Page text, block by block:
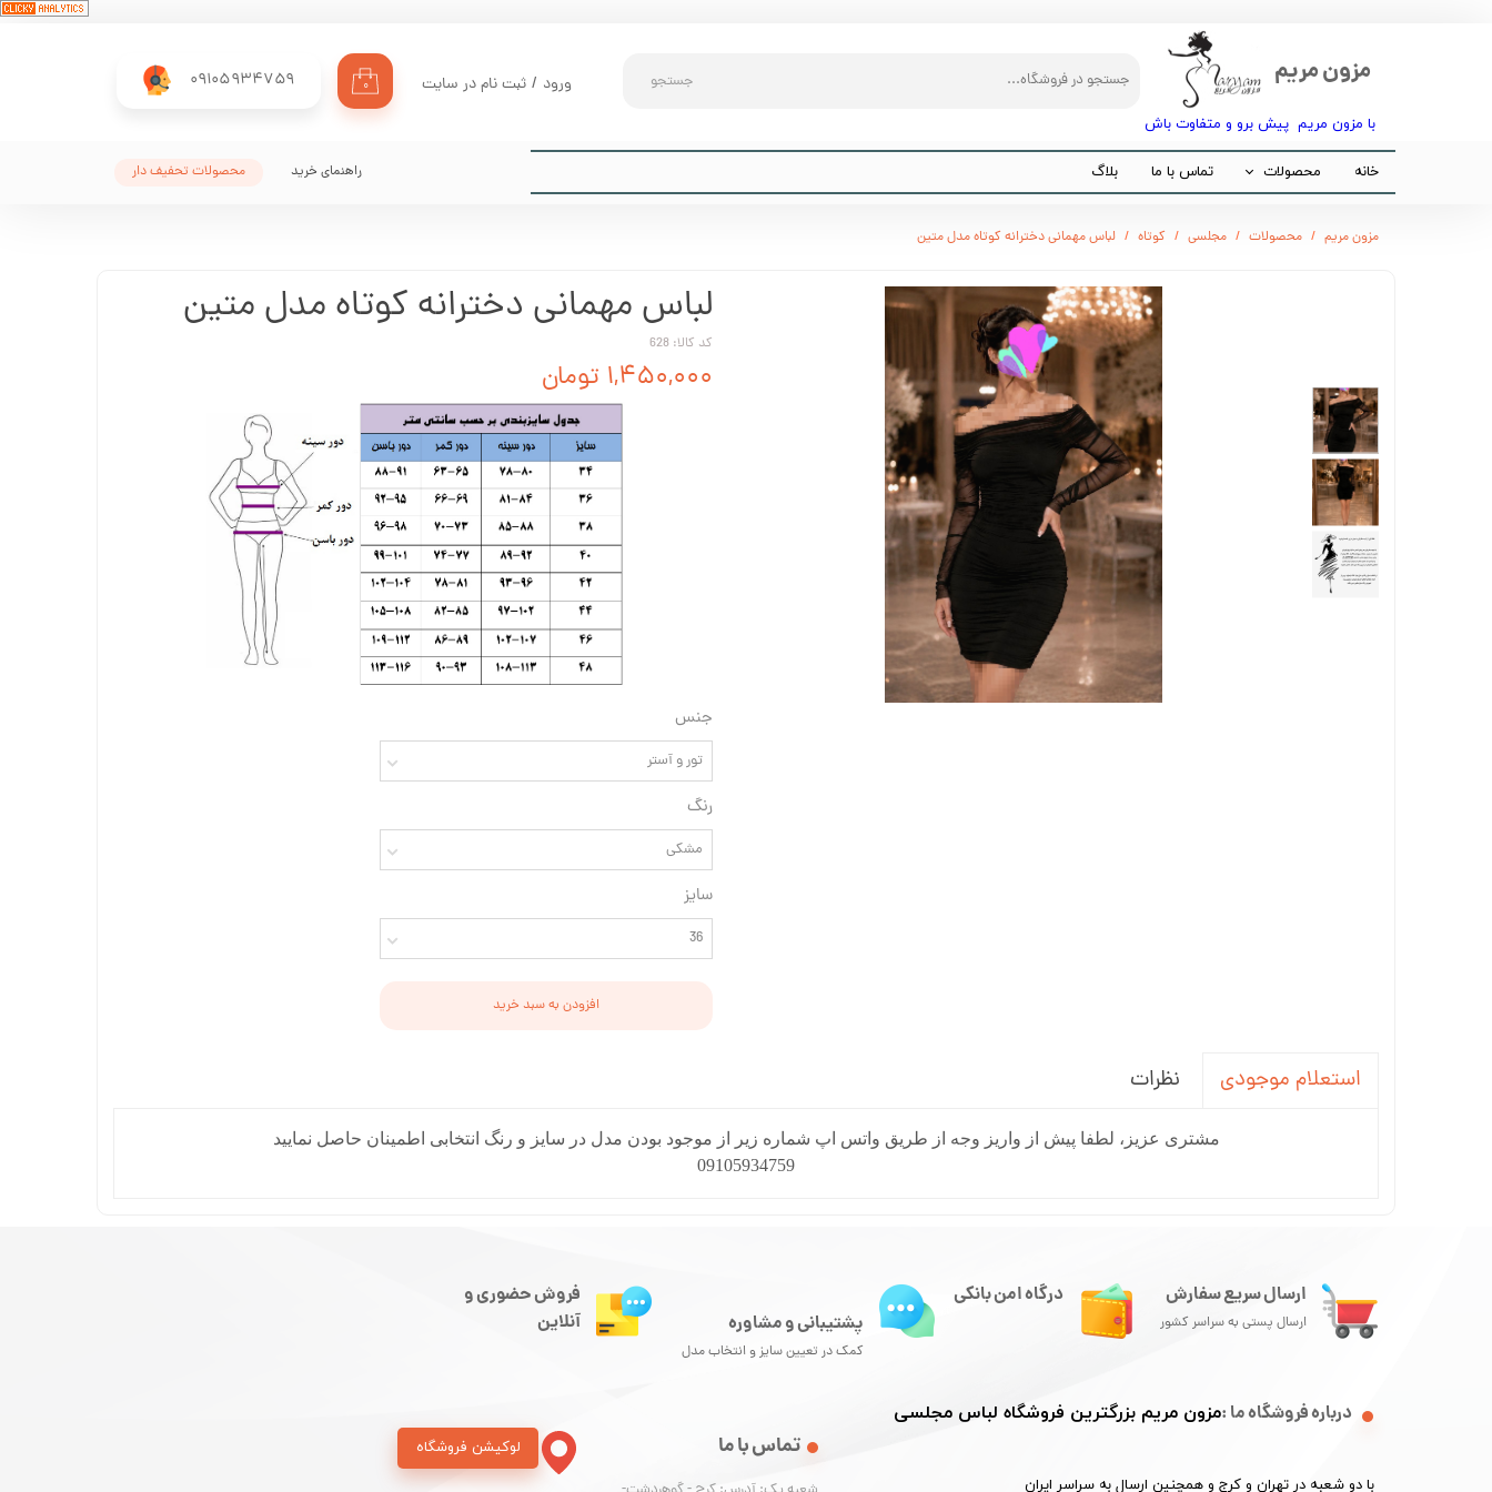
مزون مریم
با مزون مریم پیش برو و متفاوت باش​​​​​​​
09105934759 جستجو ۰ ورود / ثبت نام در سایت
خانه محصولات تماس با ما بلاگ محصولات تحفیف دار راهنمای خرید
مزون مریم محصولات مجلسی کوتاه لباس مهمانی دخترانه کوتاه مدل متین
لباس مهمانی دخترانه کوتاه مدل متین
کد کالا: 628
۱,۴۵۰,۰۰۰ تومان
جنس
تور و آستر
رنگ
مشکی
سایز
36
افزودن به سبد خرید
استعلام موجودی نظرات
مشتری عزیز، لطفا پیش از واریز وجه از طریق واتس اپ شماره زیر از موجود بودن مدل در سایز و رنگ انتخابی اطمینان حاصل نمایید
09105934759
ارسال سریع سفارش
ارسال پستی به سراسر کشور
درباره فروشگاه ما :مزون مریم بزرگترین فروشگاه لباس مجلسی
با دو شعبه در تهران و کرج و همچنین ارسال به سراسر ایران
تماس با ما
درگاه امن بانکی
پشتیبانی و مشاوره
کمک در تعیین سایز و انتخاب مدل
فروش حضوری و
آنلاین
لوکیشن فروشگاه